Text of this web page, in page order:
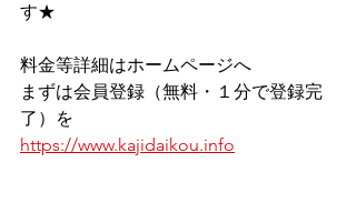
す★
料金等詳細はホームページへ
まずは会員登録（無料・１分で登録完
了）を
https://www.kajidaikou.info